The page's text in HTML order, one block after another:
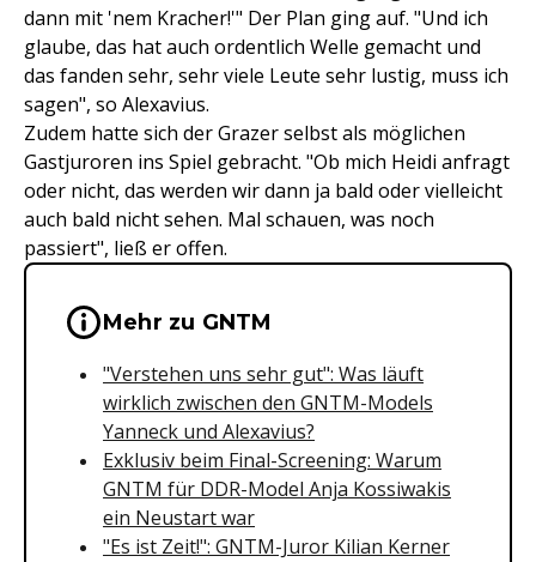
dann mit 'nem Kracher!'" Der Plan ging auf. "Und ich
glaube, das hat auch ordentlich Welle gemacht und
das fanden sehr, sehr viele Leute sehr lustig, muss ich
sagen", so Alexavius.
Zudem hatte sich der Grazer selbst als möglichen
Gastjuroren ins Spiel gebracht. "Ob mich Heidi anfragt
oder nicht, das werden wir dann ja bald oder vielleicht
auch bald nicht sehen. Mal schauen, was noch
passiert", ließ er offen.
Wichtige Hinweise &
Mehr zu GNTM
"Verstehen uns sehr gut": Was läuft
wirklich zwischen den GNTM-Models
Yanneck und Alexavius?
Exklusiv beim Final-Screening: Warum
GNTM für DDR-Model Anja Kossiwakis
ein Neustart war
"Es ist Zeit!": GNTM-Juror Kilian Kerner